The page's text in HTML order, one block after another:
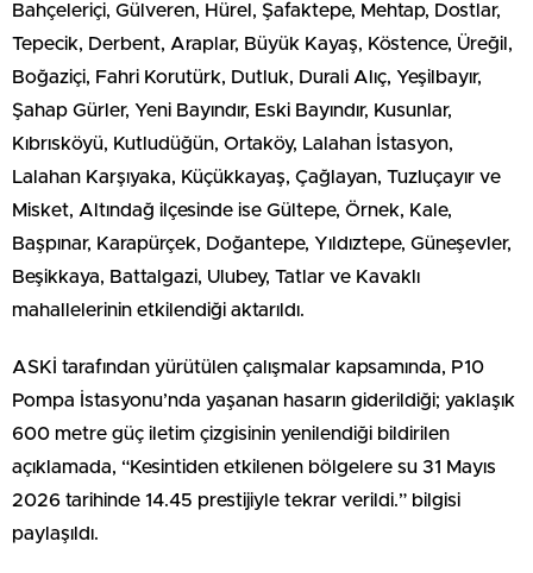
Bahçeleriçi, Gülveren, Hürel, Şafaktepe, Mehtap, Dostlar,
Tepecik, Derbent, Araplar, Büyük Kayaş, Köstence, Üreğil,
Boğaziçi, Fahri Korutürk, Dutluk, Durali Alıç, Yeşilbayır,
Şahap Gürler, Yeni Bayındır, Eski Bayındır, Kusunlar,
Kıbrısköyü, Kutludüğün, Ortaköy, Lalahan İstasyon,
Lalahan Karşıyaka, Küçükkayaş, Çağlayan, Tuzluçayır ve
Misket, Altındağ ilçesinde ise Gültepe, Örnek, Kale,
Başpınar, Karapürçek, Doğantepe, Yıldıztepe, Güneşevler,
Beşikkaya, Battalgazi, Ulubey, Tatlar ve Kavaklı
mahallelerinin etkilendiği aktarıldı.
ASKİ tarafından yürütülen çalışmalar kapsamında, P10
Pompa İstasyonu’nda yaşanan hasarın giderildiği; yaklaşık
600 metre güç iletim çizgisinin yenilendiği bildirilen
açıklamada, “Kesintiden etkilenen bölgelere su 31 Mayıs
2026 tarihinde 14.45 prestijiyle tekrar verildi.” bilgisi
paylaşıldı.